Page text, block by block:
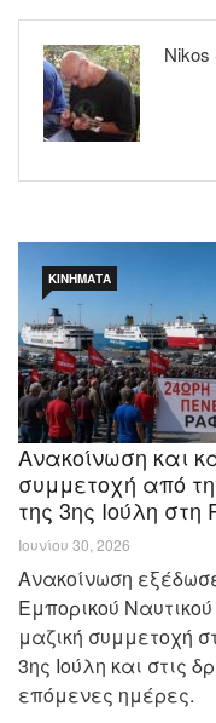
Nikos
ΚΙΝΉΜΑΤΑ
Ανακοίνωση και
συμμετοχή από
της 3ης Ιούλη
Ιουνίου 30, 2026
Ανακοίνωση
Εμπορικού
μαζική συμμετοχή
3ης Ιούλη και στις
επόμενες ημέρες.